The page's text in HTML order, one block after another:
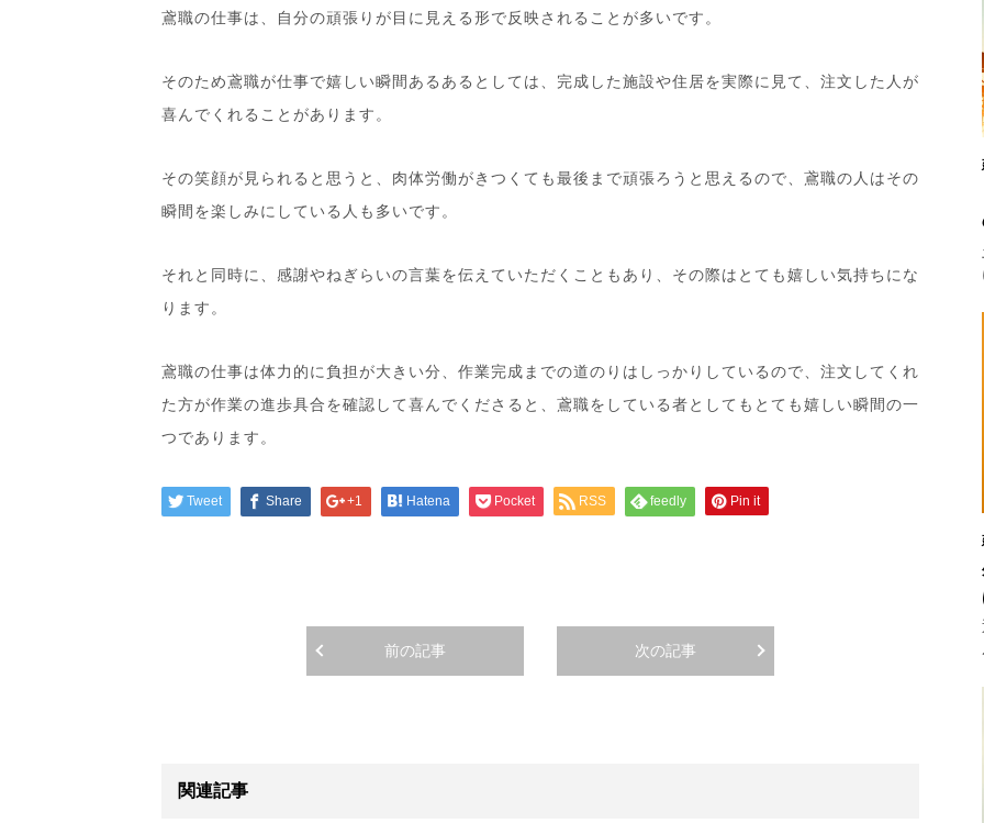
鳶職の仕事は、自分の頑張りが目に見える形で反映されることが多いです。
そのため鳶職が仕事で嬉しい瞬間あるあるとしては、完成した施設や住居を実際に見て、注文した人が
喜んでくれることがあります。
その笑顔が見られると思うと、肉体労働がきつくても最後まで頑張ろうと思えるので、鳶職の人はその
瞬間を楽しみにしている人も多いです。
それと同時に、感謝やねぎらいの言葉を伝えていただくこともあり、その際はとても嬉しい気持ちにな
ります。
鳶職の仕事は体力的に負担が大きい分、作業完成までの道のりはしっかりしているので、注文してくれ
た方が作業の進歩具合を確認して喜んでくださると、鳶職をしている者としてもとても嬉しい瞬間の一
つであります。
Tweet Share +1 Hatena Pocket RSS feedly Pin it
前の記事 次の記事
関連記事